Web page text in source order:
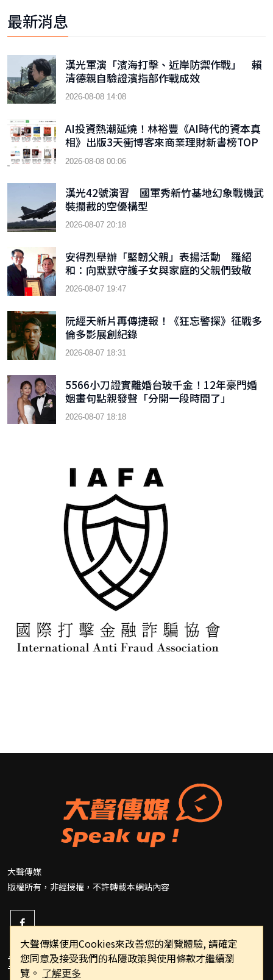
大聲傳媒使用Cookies來改善您的瀏覽體驗, 請確定
您同意及接受我們的私隱政策與使用條款才繼續瀏
覽。 了解更多
最新消息
漢光軍演「濱海打擊、近岸防禦作戰」 賴
清德親自驗證濱指部作戰成效
2026-08-08 14:08
AI投資熱潮延燒！林裕豐《AI時代的資本真
相》出版3天衝博客來商業理財新書榜TOP
9
2026-08-08 00:06
漢光42號演習 國軍秀新竹基地幻象戰機武
裝攔截的空優構型
2026-08-07 20:18
安得烈舉辦「堅韌父親」表揚活動 羅紹
和：向默默守護子女與家庭的父親們致敬
2026-08-07 19:47
阮經天新片再傳捷報！《狂忘警探》征戰多
倫多影展創紀錄
2026-08-07 18:31
5566小刀證實離婚台玻千金！12年豪門婚
姻畫句點親發聲「分開一段時間了」
2026-08-07 18:18
大聲傳媒
版權所有，非經授權，不許轉載本網站內容
重要連結